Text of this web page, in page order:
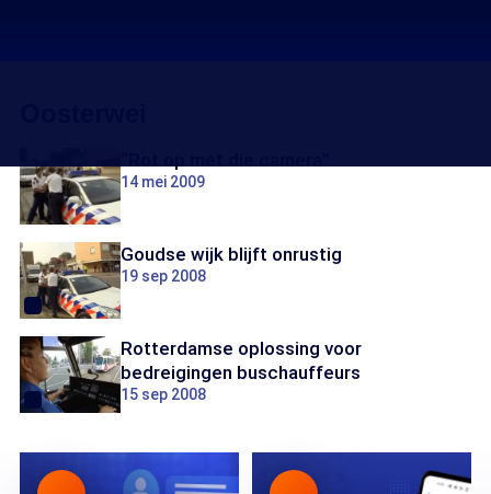
14 mei 2009
Goudse wijk blijft onrustig
19 sep 2008
Rotterdamse oplossing voor
bedreigingen buschauffeurs
15 sep 2008